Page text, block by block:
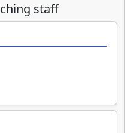
staff